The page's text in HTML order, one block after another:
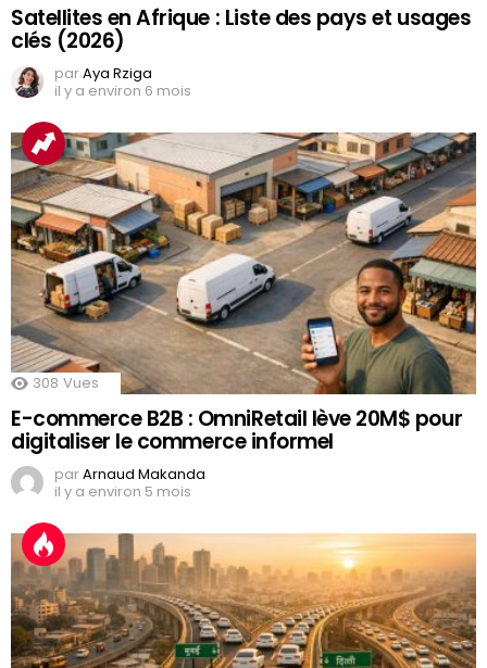
Satellites en Afrique : Liste des pays et usages
clés (2026)
parAya Rziga
il y a environ 6 mois
308 Vues
E-commerce B2B : OmniRetail lève 20M$ pour
digitaliser le commerce informel
parArnaud Makanda
il y a environ 5 mois